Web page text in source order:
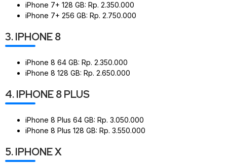
iPhone 7+ 128 GB: Rp. 2.350.000
iPhone 7+ 256 GB: Rp. 2.750.000
3. IPHONE 8
iPhone 8 64 GB: Rp. 2.350.000
iPhone 8 128 GB: Rp. 2.650.000
4. IPHONE 8 PLUS
iPhone 8 Plus 64 GB: Rp. 3.050.000
iPhone 8 Plus 128 GB: Rp. 3.550.000
5. IPHONE X